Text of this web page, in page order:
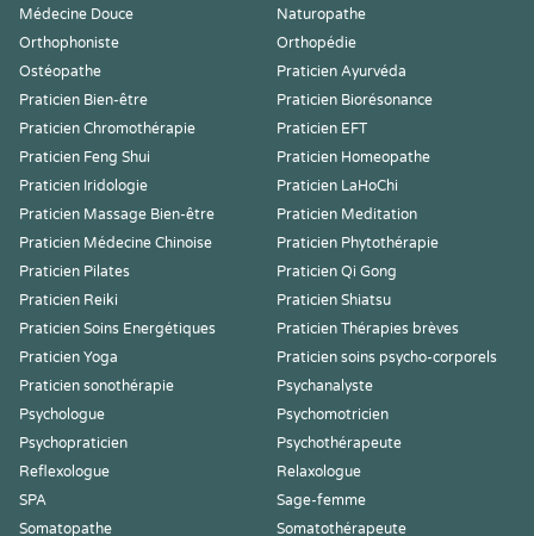
Médecine Douce
Naturopathe
Orthophoniste
Orthopédie
Ostéopathe
Praticien Ayurvéda
Praticien Bien-être
Praticien Biorésonance
Praticien Chromothérapie
Praticien EFT
Praticien Feng Shui
Praticien Homeopathe
Praticien Iridologie
Praticien LaHoChi
Praticien Massage Bien-être
Praticien Meditation
Praticien Médecine Chinoise
Praticien Phytothérapie
Praticien Pilates
Praticien Qi Gong
Praticien Reiki
Praticien Shiatsu
Praticien Soins Energétiques
Praticien Thérapies brèves
Praticien Yoga
Praticien soins psycho-corporels
Praticien sonothérapie
Psychanalyste
Psychologue
Psychomotricien
Psychopraticien
Psychothérapeute
Reflexologue
Relaxologue
SPA
Sage-femme
Somatopathe
Somatothérapeute